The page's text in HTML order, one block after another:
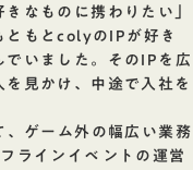
なものに携わりたい」
ともとcolyのIPが好き
でいました。そのIPを広
見かけ、中途で入社を
、ゲーム外の幅広い業務
ラインイベントの運営